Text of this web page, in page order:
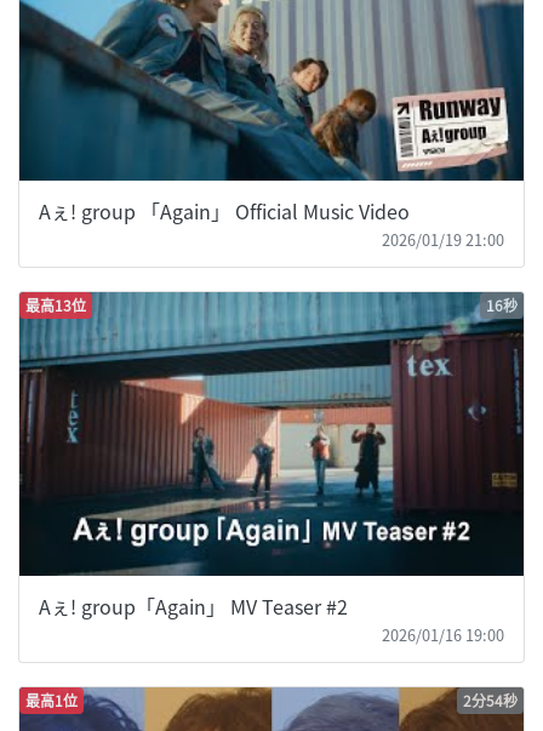
Aぇ! group 「Again」 Official Music Video
2026/01/19 21:00
最高13位 16秒
Aぇ! group「Again」 MV Teaser #2
2026/01/16 19:00
最高1位 2分54秒